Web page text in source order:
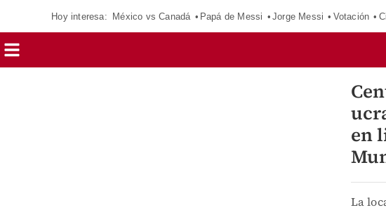
Hoy interesa: México vs Canadá Papá de Messi Jorge Messi Votación
en
La